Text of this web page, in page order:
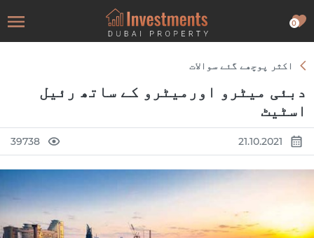
0
اکثر پوچھے گئے سوالات
دبئی میٹرو اورمیٹرو کے ساتھ رئیل
اسٹیٹ
21.10.2021
39738